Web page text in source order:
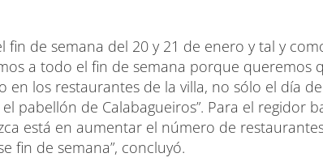
fin de semana del 20 y 21 de enero y tal y
a todo el fin de semana porque queremos
en los restaurantes de la villa, no sólo el día
pabellón de Calabagueiros”. Para el regidor
está en aumentar el número de
fin de semana”, concluyó.